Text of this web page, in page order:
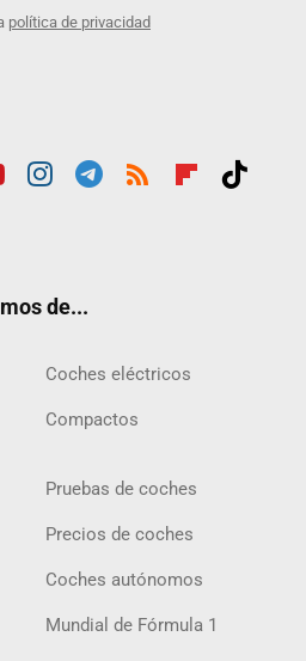
política de privacidad
de...
Coches eléctricos
Compactos
Pruebas de coches
Precios de coches
Coches autónomos
Mundial de Fórmula 1